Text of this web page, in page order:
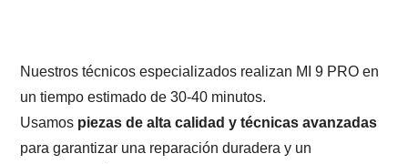
Nuestros técnicos especializados realizan MI 9 PRO en
un tiempo estimado de 30-40 minutos.
Usamos piezas de alta calidad y técnicas avanzadas
para garantizar una reparación duradera y un